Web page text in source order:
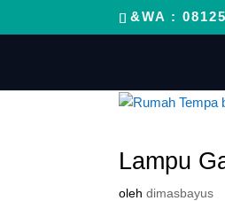
&WA :
Lampu
olehdimasbayus